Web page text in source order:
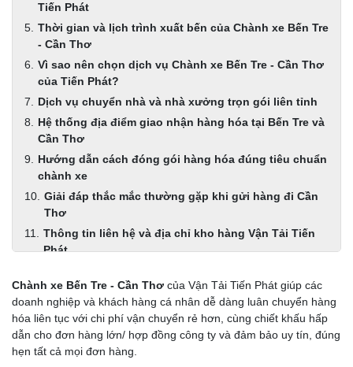
Tiến Phát
Thời gian và lịch trình xuất bến của Chành xe Bến Tre
- Cần Thơ
Vì sao nên chọn dịch vụ Chành xe Bến Tre - Cần Thơ
của Tiến Phát?
Dịch vụ chuyển nhà và nhà xưởng trọn gói liên tỉnh
Hệ thống địa điểm giao nhận hàng hóa tại Bến Tre và
Cần Thơ
Hướng dẫn cách đóng gói hàng hóa đúng tiêu chuẩn
chành xe
Giải đáp thắc mắc thường gặp khi gửi hàng đi Cần
Thơ
Thông tin liên hệ và địa chỉ kho hàng Vận Tải Tiến
Phát
Chành xe Bến Tre - Cần Thơ của Vận Tải Tiến Phát giúp các
doanh nghiệp và khách hàng cá nhân dễ dàng luân chuyển hàng
hóa liên tục với chi phí vận chuyển rẻ hơn, cùng chiết khấu hấp
dẫn cho đơn hàng lớn/ hợp đồng công ty và đảm bảo uy tín, đúng
hẹn tất cả mọi đơn hàng.